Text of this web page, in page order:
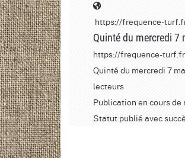
https://frequence-
Quinté du mercredi 7
https://frequence-
Quinté du mercredi 7
lecteurs
Publication en cours de
Statut publié avec